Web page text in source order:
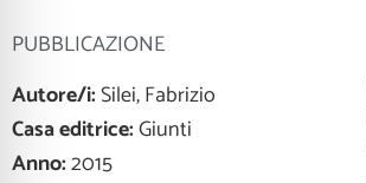
PUBBLICAZIONE
Autore/i:Silei, Fabrizio
Casa editrice:Giunti
Anno:2015